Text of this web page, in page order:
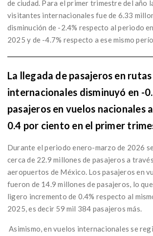
de ciudad. Para el primer trimestre del año
visitantes internacionales fue de 6.33
disminución de -2.4% respecto al periodo
2025 y de -4.7% respecto a ese mismo
La llegada de pasajeros en
internacionales disminuyó en -
pasajeros en vuelos nacionales
0.4 por ciento en el primer
Durante el periodo enero-marzo de 2026
cerca de 22.9 millones de pasajeros a
aeropuertos de México. Los pasajeros en
fueron de 14.9 millones de pasajeros, lo
ligero incremento de 0.4% respecto al
2025, es decir 59 mil 384 pasajeros más.
Asimismo, en vuelos internacionales se